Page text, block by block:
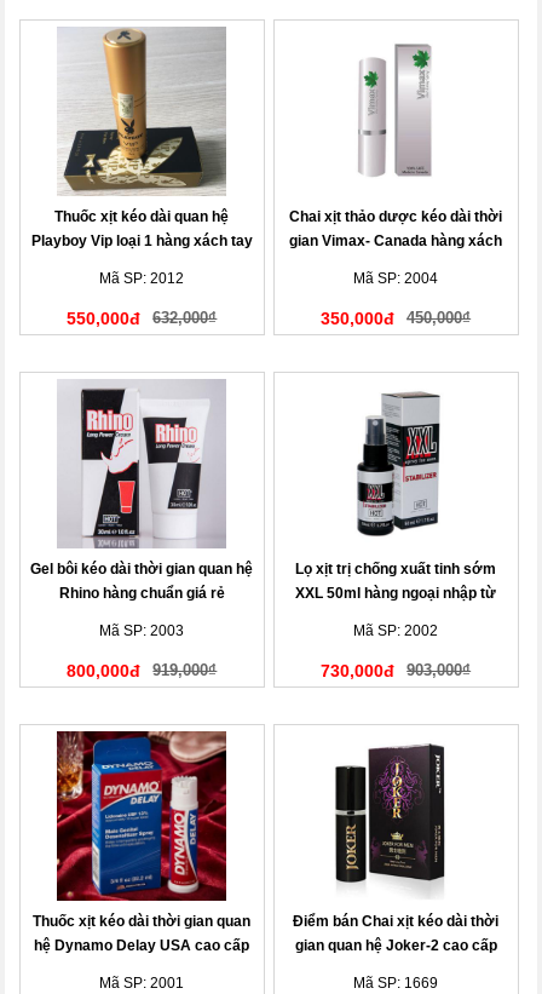
Thuốc xịt kéo dài quan hệ
Playboy Vip loại 1 hàng xách tay
Mã SP: 2012
550,000đ 632,000₫
Chai xịt thảo dược kéo dài thời
gian Vimax- Canada hàng xách
Mã SP: 2004
350,000đ 450,000₫
Gel bôi kéo dài thời gian quan hệ
Rhino hàng chuẩn giá rẻ
Mã SP: 2003
800,000đ 919,000₫
Lọ xịt trị chống xuất tinh sớm
XXL 50ml hàng ngoại nhập từ
Mã SP: 2002
730,000đ 903,000₫
Thuốc xịt kéo dài thời gian quan
hệ Dynamo Delay USA cao cấp
Mã SP: 2001
Điểm bán Chai xịt kéo dài thời
gian quan hệ Joker-2 cao cấp
Mã SP: 1669